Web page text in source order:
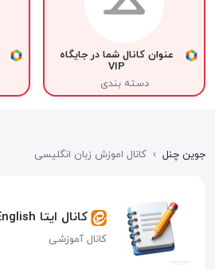
عنوان کانال شما در جایگاه
VIP
دسته بندی
جوین چنل › کانال اموزش زبان انگلیسی
کانال ایتا Fast English
کانال آموزشی